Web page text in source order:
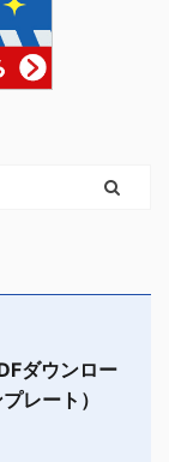
ダウンロー
レート）